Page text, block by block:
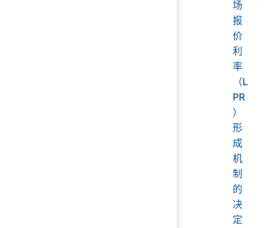
场
报
价
利
率
（L
PR
）
形
成
机
制
的
决
定